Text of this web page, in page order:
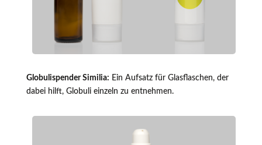
Globulispender Similia: Ein Aufsatz für Glasflaschen, der
dabei hilft, Globuli einzeln zu entnehmen.